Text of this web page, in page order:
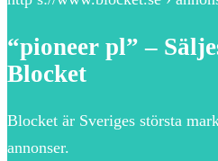
“pioneer pl” –
Blocket
Blocket är Sveriges största
annonser.